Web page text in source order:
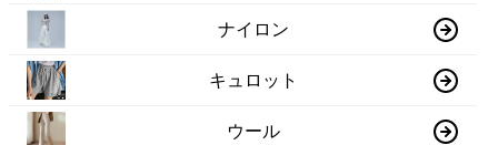
ナイロン
キュロット
ウール